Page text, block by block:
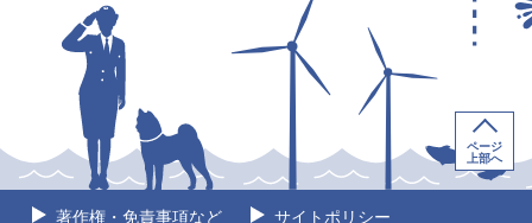
著作権・免責事項など サイトポリシー
ページ
上部へ